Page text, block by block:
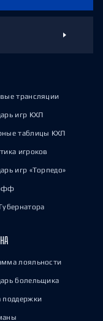
трансляции
игр КХЛ
таблицы КХЛ
игроков
игр «Торпедо»
лояльности
болельщика
поддержки